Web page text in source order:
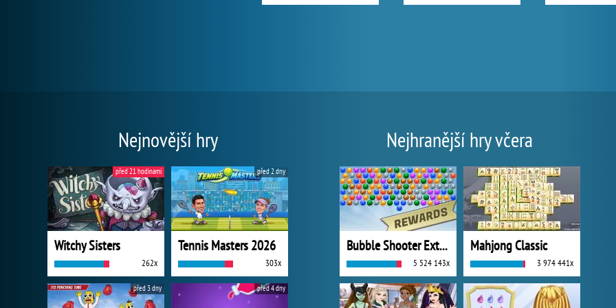
Nejnovější hry
Witchy Sisters
262x
před 21 hodinami
Tennis Masters 2026
303x
před 2 dny
před 3 dny před 4 dny
Nejhranější hry včera
Bubble Shooter Extreme
5 524 143x
Mahjong Classic
3 974 441x